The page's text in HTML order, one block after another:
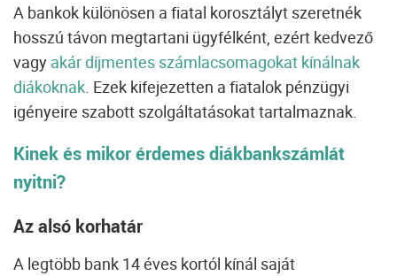
A bankok különösen a fiatal korosztályt szeretnék
hosszú távon megtartani ügyfélként, ezért kedvező
vagy akár díjmentes számlacsomagokat kínálnak
diákoknak . Ezek kifejezetten a fiatalok pénzügyi
igényeire szabott szolgáltatásokat tartalmaznak.
Kinek és mikor érdemes diákbankszámlát
nyitni?
Az alsó korhatár
A legtöbb bank 14 éves kortól kínál saját